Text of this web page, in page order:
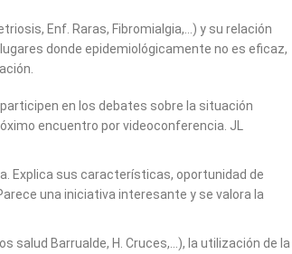
Enf. Raras, Fibromialgia,…) y su relación
donde epidemiológicamente no es eficaz,
en los debates sobre la situación
encuentro por videoconferencia. JL
Explica sus características, oportunidad de
una iniciativa interesante y se valora la
Barrualde, H. Cruces,…), la utilización de la